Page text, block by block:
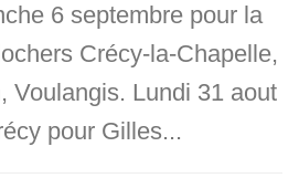
6 septembre pour la
Crécy-la-Chapelle,
Voulangis. Lundi 31 aout
pour Gilles...